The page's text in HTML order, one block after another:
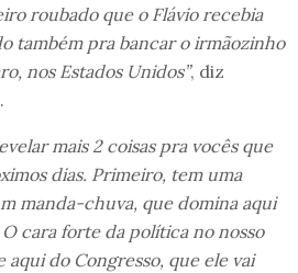
roubado que o Flávio recebia
também pra bancar o irmãozinho
nos Estados Unidos”, diz
mais 2 coisas pra vocês que
dias. Primeiro, tem uma
manda-chuva, que domina aqui
cara forte da política no nosso
aqui do Congresso, que ele vai